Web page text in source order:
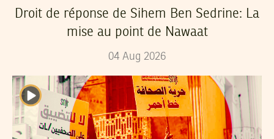
Droit de réponse de Sihem Ben Sedrine: La
mise au point de Nawaat
04 Aug 2026